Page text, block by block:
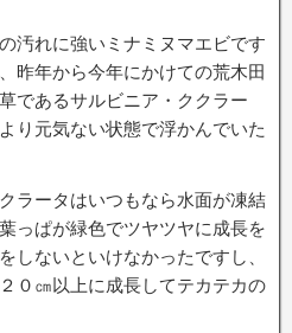
汚れに強いミナミヌマエビです
昨年から今年にかけての荒木田
であるサルビニア・ククラー
り元気ない状態で浮かんでいた
ラータはいつもなら水面が凍結
っぱが緑色でツヤツヤに成長を
しないといけなかったですし、
０㎝以上に成長してテカテカの